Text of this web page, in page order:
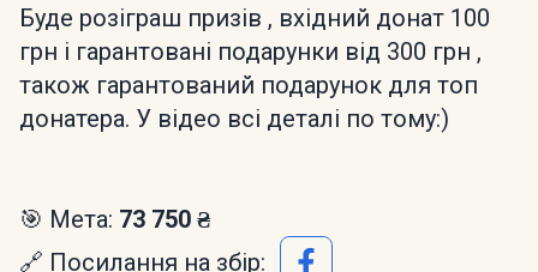
Буде розіграш призів , вхідний донат 100
грн і гарантовані подарунки від 300 грн ,
також гарантований подарунок для топ
донатера. У відео всі деталі по тому:)
🎯 Мета: 73 750 ₴
🔗 Посилання на збір: